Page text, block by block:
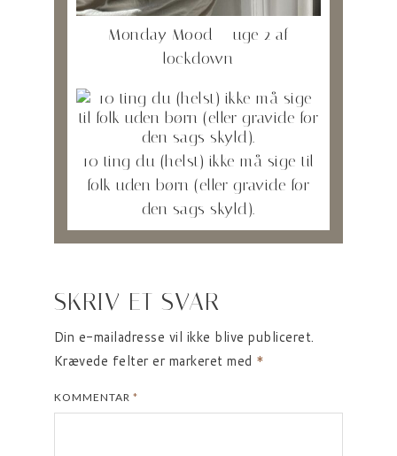
Monday Mood – uge 2 af
lockdown
10 ting du (helst) ikke må sige til
folk uden børn (eller gravide for
den sags skyld).
SKRIV ET SVAR
Din e-mailadresse vil ikke blive publiceret.
Krævede felter er markeret med *
KOMMENTAR *